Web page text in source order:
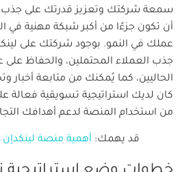
سمعة شركتك وتعزيز قدرتك على جذب
أن تكون جزءًا من أكبر شبكة مهنية في
عملك في النمو. بوجود شركتك على
جذب العملاء المحتملين، والحفاظ
الحاليين، كما يُمكنك من متابعة أخبار
كان لديك استراتيجية تسويقية فعالة
من استخدام المنصة لدعم أهدافك
قد يهمك: أهمية منصة